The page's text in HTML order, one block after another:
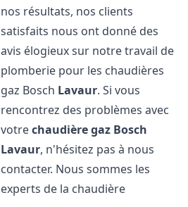
nos résultats, nos clients
satisfaits nous ont donné des
avis élogieux sur notre travail de
plomberie pour les chaudières
gaz Bosch Lavaur. Si vous
rencontrez des problèmes avec
votrechaudière gaz Bosch
Lavaur, n'hésitez pas à nous
contacter. Nous sommes les
experts de la chaudière